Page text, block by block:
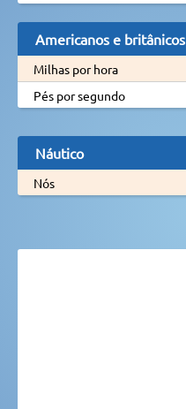
Americanos e britânicos
Milhas por hora
Pés por segundo
Náutico
Nós